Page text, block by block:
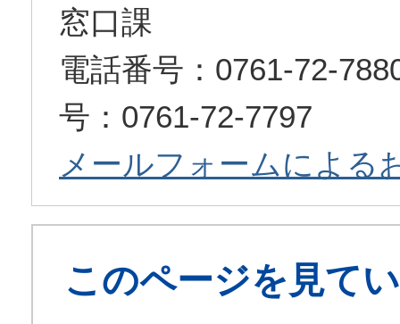
窓口課
電話番号：0761-72-
号：0761-72-7797
メールフォームによる
このページを見て